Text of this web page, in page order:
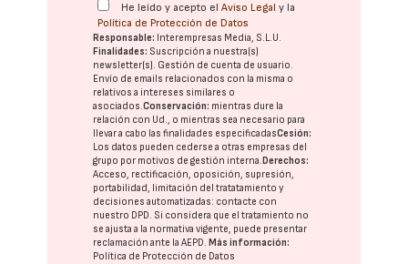
He leído y acepto elAviso Legal y la
Política de Protección de Datos
Responsable: Interempresas Media, S.L.U.
Finalidades: Suscripción a nuestra(s)
newsletter(s). Gestión de cuenta de usuario.
Envío de emails relacionados con la misma o
relativos a intereses similares o
asociados.Conservación: mientras dure la
relación con Ud., o mientras sea necesario para
llevar a cabo las finalidades especificadasCesión:
Los datos pueden cederse a otras empresas del
grupo por motivos de gestión interna. Derechos:
Acceso, rectificación, oposición, supresión,
portabilidad, limitación del tratatamiento y
decisiones automatizadas: contacte con
nuestro DPD. Si considera que el tratamiento no
se ajusta a la normativa vigente, puede presentar
reclamación ante laAEPD. Más información:
Política de Protección de Datos